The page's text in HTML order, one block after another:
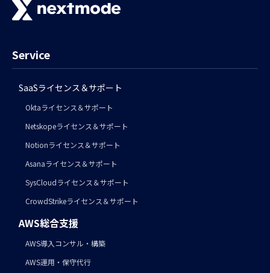
Service
SaaSライセンス＆サポート
Oktaライセンス＆サポート
Netskopeライセンス＆サポート
Notionライセンス＆サポート
Asanaライセンス＆サポート
SysCloudライセンス＆サポート
CrowdStrikeライセンス＆サポート
AWS総合支援
AWS導入コンサル・構築
AWS運用・保守代行